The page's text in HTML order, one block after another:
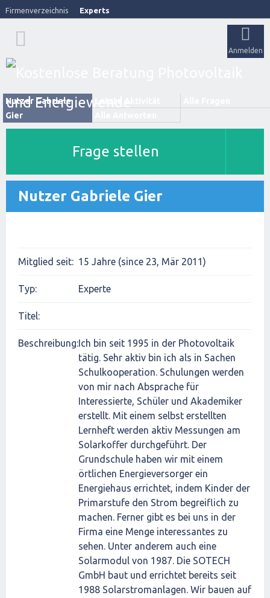
Firmenverzeichnis Experts
Anmelden
Nutzer Gabriele
Gier
Frage stellen
Nutzer Gabriele Gier
Mitglied seit: 15 Jahre (since 23, Mär 2011)
Typ: Experte
Titel:
Beschreibung:Ich bin seit 1995 in der Photovoltaik
tätig. Sehr aktiv bin ich als in Sachen
Schulkooperation. Schulungen werden
von mir nach Absprache für
Interessierte, Schüler und Akademiker
erstellt. Mit einem selbst erstellten
Lernheft werden aktiv Messungen am
Solarkoffer durchgeführt. Der
Grundschule haben wir mit einem
örtlichen Energieversorger ein
Energiehaus errichtet, indem Kinder der
Primarstufe den Strom begreiflich zu
machen. Ferner gibt es bei uns in der
Firma eine Menge interessantes zu
sehen. Unter anderem auch eine
Solarmodul von 1987. Die SOTECH
GmbH baut und errichtet bereits seit
1988 Solarstromanlagen. Wir bauen auf